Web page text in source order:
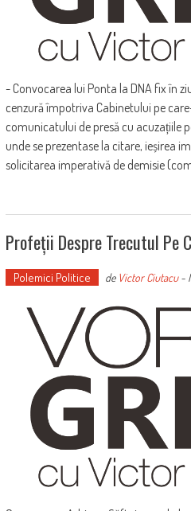
- Convocarea lui Ponta la DNA fix în
cenzură împotriva Cabinetului pe
comunicatului de presă cu acuzațiile
unde se prezentase la citare, ieșirea
solicitarea imperativă de demisie
Profeții Despre Trecutul Pe
Polemici Politice de Victor Ciutacu-